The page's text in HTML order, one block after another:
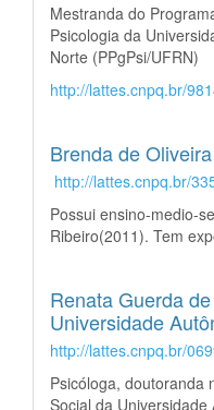
Mestranda do
Psicologia da
Norte (PPgPsi/UFRN)
http://lattes.cnpq.br/
Brenda de
http://lattes.cnpq.br/
Possui ensino-medio-
Ribeiro(2011). Tem
Renata Guerda
Universidade
http://lattes.cnpq.br/
Psicóloga, doutoranda
Social da